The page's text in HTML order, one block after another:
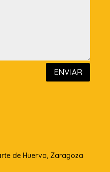
ENVIAR
de Huerva, Zaragoza